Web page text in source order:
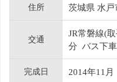
住所 茨城県 水戸
交通
JR常磐線(
分 バス下
完成日 2014年11月